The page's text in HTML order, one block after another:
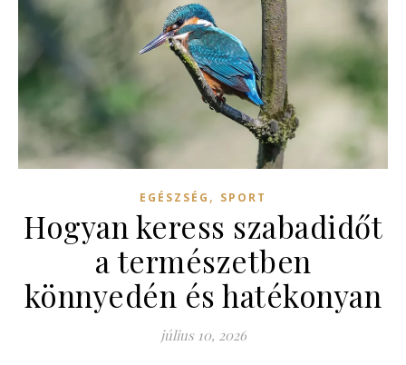
EGÉSZSÉG , SPORT
Hogyan keress szabadidőt
a természetben
könnyedén és hatékonyan
július 10, 2026